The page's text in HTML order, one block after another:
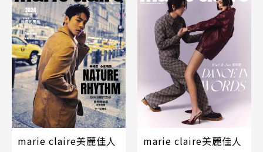
marie claire美麗佳人
marie claire美麗佳人